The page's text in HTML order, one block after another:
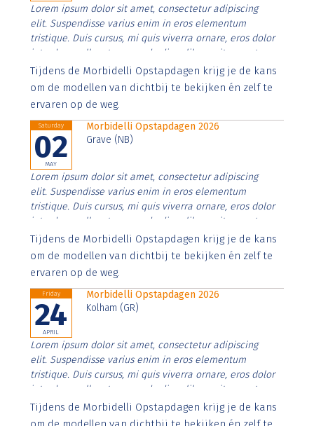
Lorem ipsum dolor sit amet, consectetur adipiscing
elit. Suspendisse varius enim in eros elementum
tristique. Duis cursus, mi quis viverra ornare, eros dolor
interdum nulla, ut commodo diam libero vitae erat.
Aenean faucibus nibh et justo cursus id rutrum lorem
imperdiet. Nunc ut sem vitae risus tristique posuere.
Tijdens de Morbidelli Opstapdagen krijg je de kans
om de modellen van dichtbij te bekijken én zelf te
ervaren op de weg.
Saturday
02
MAY
Morbidelli Opstapdagen 2026
Grave (NB)
Lorem ipsum dolor sit amet, consectetur adipiscing
elit. Suspendisse varius enim in eros elementum
tristique. Duis cursus, mi quis viverra ornare, eros dolor
interdum nulla, ut commodo diam libero vitae erat.
Aenean faucibus nibh et justo cursus id rutrum lorem
imperdiet. Nunc ut sem vitae risus tristique posuere.
Tijdens de Morbidelli Opstapdagen krijg je de kans
om de modellen van dichtbij te bekijken én zelf te
ervaren op de weg.
Friday
24
APRIL
Morbidelli Opstapdagen 2026
Kolham (GR)
Lorem ipsum dolor sit amet, consectetur adipiscing
elit. Suspendisse varius enim in eros elementum
tristique. Duis cursus, mi quis viverra ornare, eros dolor
interdum nulla, ut commodo diam libero vitae erat.
Aenean faucibus nibh et justo cursus id rutrum lorem
imperdiet. Nunc ut sem vitae risus tristique posuere.
Tijdens de Morbidelli Opstapdagen krijg je de kans